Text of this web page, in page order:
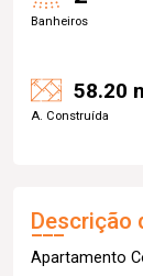
Banheiros
58.20
A. Construída
Descrição
Apartamento